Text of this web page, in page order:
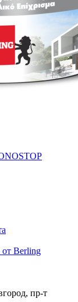
Berling
пр-т